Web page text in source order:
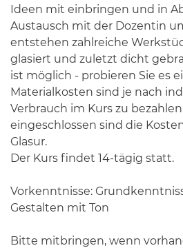
Ideen mit einbringen und in
Austausch mit der Dozentin
entstehen zahlreiche
glasiert und zuletzt dicht
ist möglich - probieren Sie es
Materialkosten sind je nach
Verbrauch im Kurs zu
eingeschlossen sind die
Glasur.
Der Kurs findet 14-tägig statt.
Vorkenntnisse:
Gestalten mit Ton
Bitte mitbringen, wenn